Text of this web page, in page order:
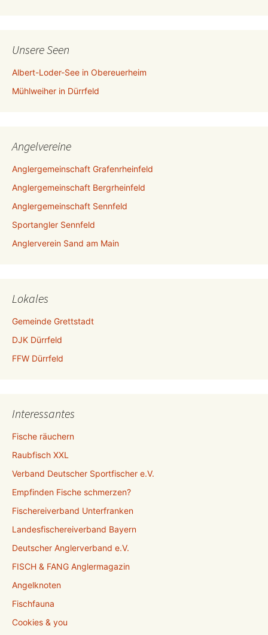
Unsere Seen
Albert-Loder-See in Obereuerheim
Mühlweiher in Dürrfeld
Angelvereine
Anglergemeinschaft Grafenrheinfeld
Anglergemeinschaft Bergrheinfeld
Anglergemeinschaft Sennfeld
Sportangler Sennfeld
Anglerverein Sand am Main
Lokales
Gemeinde Grettstadt
DJK Dürrfeld
FFW Dürrfeld
Interessantes
Fische räuchern
Raubfisch XXL
Verband Deutscher Sportfischer e.V.
Empfinden Fische schmerzen?
Fischereiverband Unterfranken
Landesfischereiverband Bayern
Deutscher Anglerverband e.V.
FISCH & FANG Anglermagazin
Angelknoten
Fischfauna
Cookies & you